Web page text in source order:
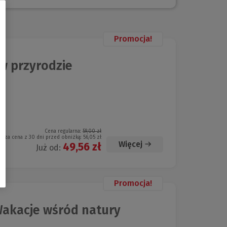
Promocja!
przyrodzie
Cena regularna: 59,00 zł
cena z 30 dni przed obniżką: 56,05 zł
Już od: 49,56 zł Więcej
Promocja!
wśród natury